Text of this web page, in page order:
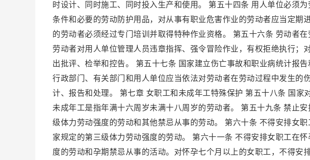
时设计、同时施工、同时投入生产和使用。 第五十四条 用人单位必须
条件和必要的劳动防护用品，对从事有职业危害作业的劳动者应当定期
的劳动者必须经过专门培训并取得特种作业资格。 第五十六条 劳动者
劳动者对用人单位管理人员违章指挥、强令冒险作业，有权拒绝执行；
出批评、检举和控告。 第五十七条 国家建立伤亡事故和职业病统计报
行政部门、有关部门和用人单位应当依法对劳动者在劳动过程中发生的
计、报告和处理。 第七章 女职工和未成年工特殊保护 第五十八条 国家
未成年工是指年满十六周岁未满十八周岁的劳动者。 第五十九条 禁止
级体力劳动强度的劳动和其他禁忌从事的劳动。 第六十条 不得安排女
家规定的第三级体力劳动强度的劳动。 第六十一条 不得安排女职工在
度的劳动和孕期禁忌从事的活动。对怀孕七个月以上的女职工，不得安